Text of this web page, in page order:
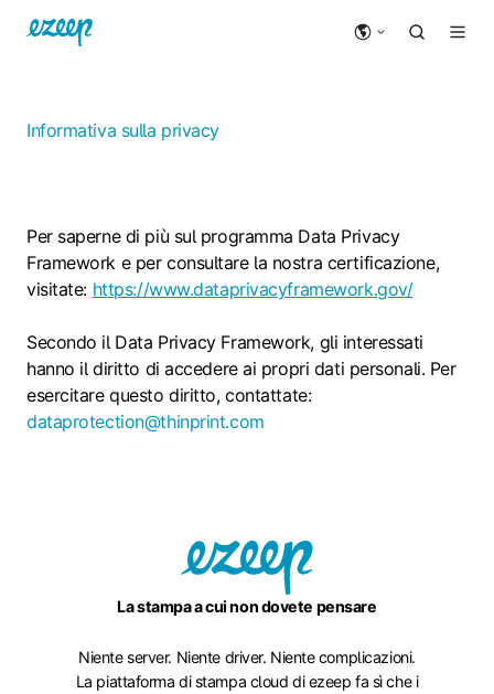
Informativa sulla privacy
Per saperne di più sul programma Data Privacy
Framework e per consultare la nostra certificazione,
visitate: https://www.dataprivacyframework.gov/
Secondo il Data Privacy Framework, gli interessati
hanno il diritto di accedere ai propri dati personali. Per
esercitare questo diritto, contattate:
dataprotection@thinprint.com
La stampa a cui non dovete pensare
Niente server. Niente driver. Niente complicazioni.
La piattaforma di stampa cloud di ezeep fa sì che i